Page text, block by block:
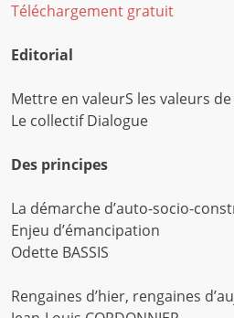
Téléchargement gratuit
Editorial
Mettre en valeurS les valeurs
Le collectif Dialogue
Des principes
La démarche d’auto-socio-
Enjeu d’émancipation
Odette BASSIS
Rengaines d’hier, rengaines